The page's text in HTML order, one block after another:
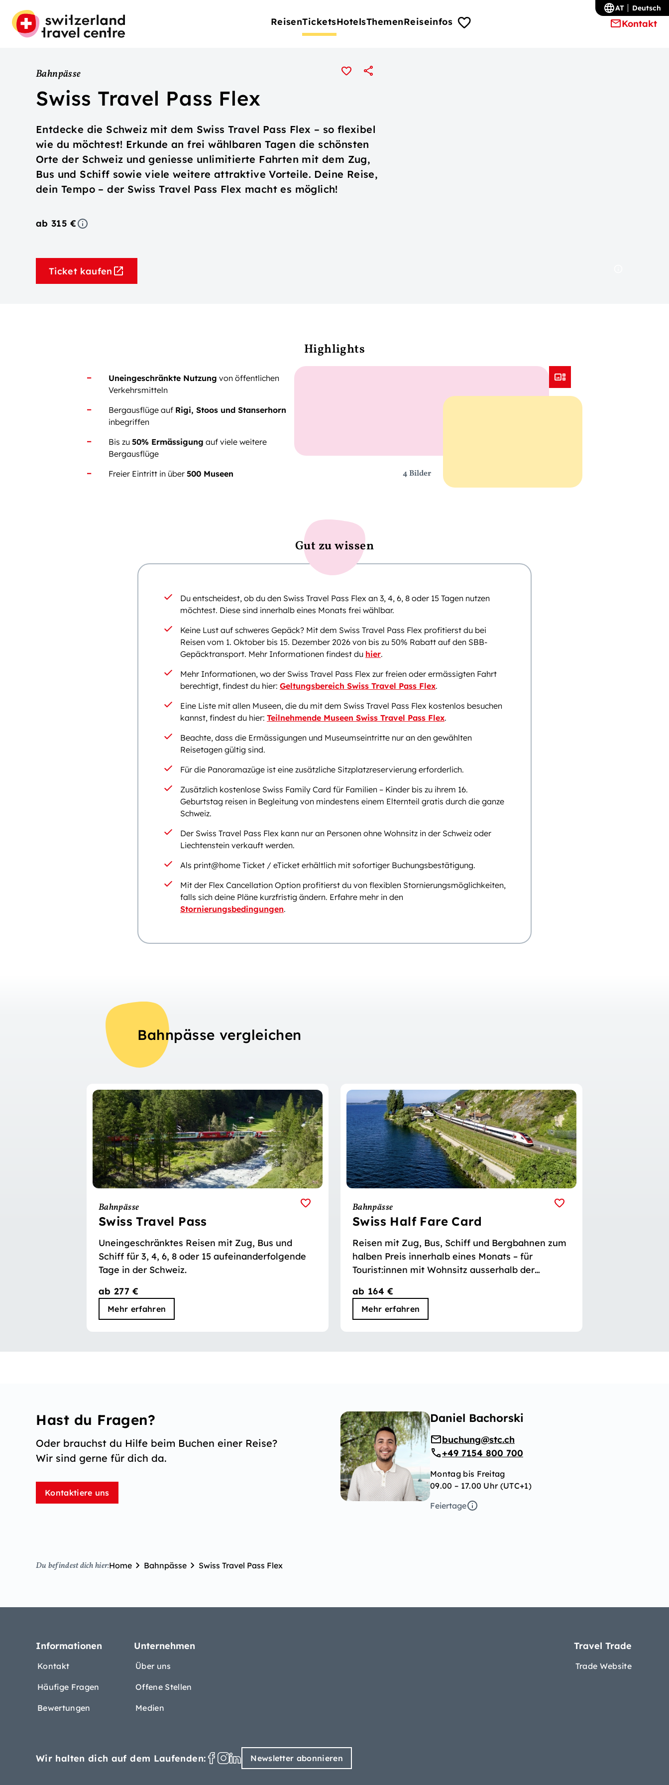
ReisenTicketsHotelsThemenReiseinfos Kontakt
AT Deutsch
Bahnpässe
Swiss Travel Pass Flex
Entdecke die Schweiz mit dem Swiss Travel Pass Flex – so flexibel
wie du möchtest! Erkunde an frei wählbaren Tagen die schönsten
Orte der Schweiz und geniesse unlimitierte Fahrten mit dem Zug,
Bus und Schiff sowie viele weitere attraktive Vorteile. Deine Reise,
dein Tempo – der Swiss Travel Pass Flex macht es möglich!
ab 315 €
Ticket kaufen
Highlights
Uneingeschränkte Nutzung von öffentlichen
Verkehrsmitteln
Bergausflüge auf Rigi, Stoos und Stanserhorn
inbegriffen
Bis zu 50% Ermässigung auf viele weitere
Bergausflüge
Freier Eintritt in über 500 Museen 4 Bilder
Gut zu wissen
Du entscheidest, ob du den Swiss Travel Pass Flex an 3, 4, 6, 8 oder 15 Tagen nutzen
möchtest. Diese sind innerhalb eines Monats frei wählbar.
Keine Lust auf schweres Gepäck? Mit dem Swiss Travel Pass Flex profitierst du bei
Reisen vom 1. Oktober bis 15. Dezember 2026 von bis zu 50% Rabatt auf den SBB-
Gepäcktransport. Mehr Informationen findest du hier.
Mehr Informationen, wo der Swiss Travel Pass Flex zur freien oder ermässigten Fahrt
berechtigt, findest du hier: Geltungsbereich Swiss Travel Pass Flex.
Eine Liste mit allen Museen, die du mit dem Swiss Travel Pass Flex kostenlos besuchen
kannst, findest du hier: Teilnehmende Museen Swiss Travel Pass Flex.
Beachte, dass die Ermässigungen und Museumseintritte nur an den gewählten
Reisetagen gültig sind.
Für die Panoramazüge ist eine zusätzliche Sitzplatzreservierung erforderlich.
Zusätzlich kostenlose Swiss Family Card für Familien – Kinder bis zu ihrem 16.
Geburtstag reisen in Begleitung von mindestens einem Elternteil gratis durch die ganze
Schweiz.
Der Swiss Travel Pass Flex kann nur an Personen ohne Wohnsitz in der Schweiz oder
Liechtenstein verkauft werden.
Als print@home Ticket / eTicket erhältlich mit sofortiger Buchungsbestätigung.
Mit der Flex Cancellation Option profitierst du von flexiblen Stornierungsmöglichkeiten,
falls sich deine Pläne kurzfristig ändern. Erfahre mehr in den
Stornierungsbedingungen.
Bahnpässe vergleichen
Bahnpässe
Swiss Travel Pass
Uneingeschränktes Reisen mit Zug, Bus und
Schiff für 3, 4, 6, 8 oder 15 aufeinanderfolgende
Tage in der Schweiz.
ab 277 €
Mehr erfahren
Bahnpässe
Swiss Half Fare Card
Reisen mit Zug, Bus, Schiff und Bergbahnen zum
halben Preis innerhalb eines Monats – für
Tourist:innen mit Wohnsitz ausserhalb der
ab 164 €
Mehr erfahren
Hast du Fragen?
Oder brauchst du Hilfe beim Buchen einer Reise?
Wir sind gerne für dich da.
Kontaktiere uns
Daniel Bachorski
buchung@stc.ch
+49 7154 800 700
Montag bis Freitag
09.00 – 17.00 Uhr (UTC+1)
Feiertage
Du befindest dich hier:Home Bahnpässe Swiss Travel Pass Flex
Informationen
Kontakt
Häufige Fragen
Bewertungen
Unternehmen
Über uns
Offene Stellen
Medien
Travel Trade
Trade Website
Wir halten dich auf dem Laufenden: Newsletter abonnieren